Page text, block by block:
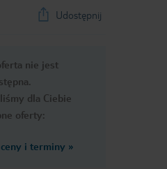
Udostępnij
nie jest
dla Ciebie
oferty:
i terminy »
Bardzo dobry